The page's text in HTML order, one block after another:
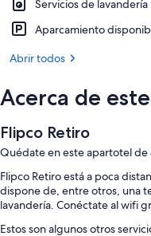
Servicios de lavandería
Aparcamiento
Abrir todos
Acerca de
Flipco Retiro
Quédate en este apartotel de
Flipco Retiro está a poca
dispone de, entre otros, una
lavandería. Conéctate al wifi
Estos son algunos otros